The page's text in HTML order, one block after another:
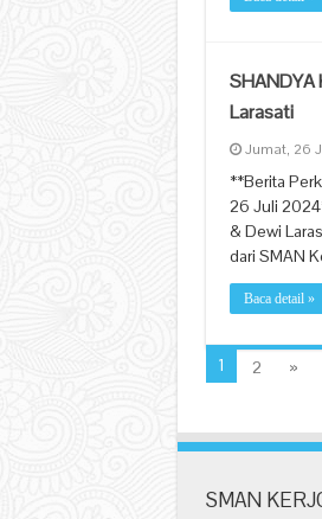
SHANDYA
Larasati
Jumat, 26
**Berita
26 Juli
& Dewi
dari SMAN
Baca detail »
1 2 »
SMAN